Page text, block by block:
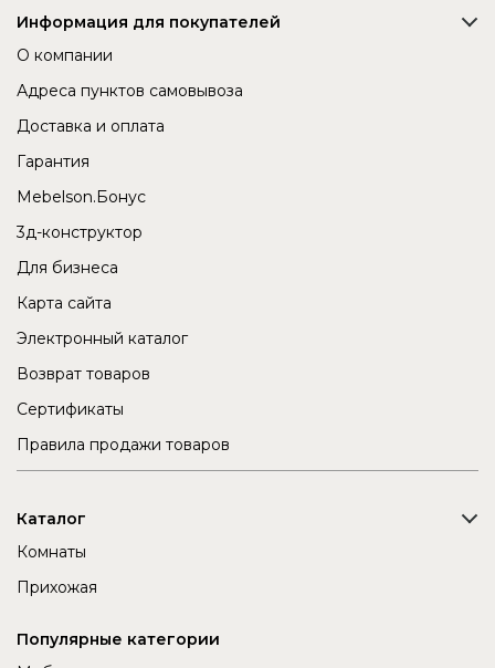
Информация для покупателей
О компании
Адреса пунктов самовывоза
Доставка и оплата
Гарантия
Mebelson.Бонус
3д-конструктор
Для бизнеса
Карта сайта
Электронный каталог
Возврат товаров
Сертификаты
Правила продажи товаров
Каталог
Комнаты
Прихожая
Популярные категории